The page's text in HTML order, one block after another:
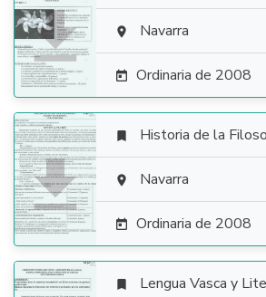
  Navarra
 Ordinaria de 2008

 Historia de la
 Navarra
 Ordinaria de 2008
 Lengua Vasca y